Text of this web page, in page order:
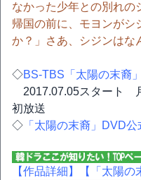
なかった少年との別れの
帰国の前に、モヨンがシ
か？」さあ、シジンはな
◇BS-TBS「太陽の末裔
2017.07.05スタート
初放送
◇ 「太陽の末裔」DVD公
【作品詳細】 【「太陽の